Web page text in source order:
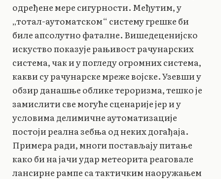
одређене мере сигурности. Међутим, у
„тотал-аутоматском“ систему грешке би
биле апсолутно фаталне. Вишедеценијско
искуство показује рањивост рачунарских
система, чак и у погледу огромних система,
какви су рачунарске мреже војске. Узевши у
обзир данашње облике тероризма, тешко је
замислити све могуће сценарије јер и у
условима делимичне аутоматизације
постоји реална зебња од неких догађаја.
Примера ради, многи постављају питање
како би на јачи удар метеорита реаговале
лансирне рампе са тактичким наоружањем